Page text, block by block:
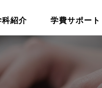
科紹介 学費サポート